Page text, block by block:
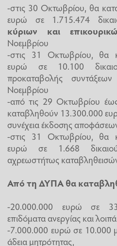
-στις 30 Οκτωβρίου, θα
ευρώ σε 1.715.474
κύριων και
Νοεμβρίου
-στις 31 Οκτωβρίου, θα
ευρώ σε 10.100
προκαταβολής
Νοεμβρίου
-από τις 29 Οκτωβρίου
καταβληθούν 13.300.000
συνέχεια έκδοσης
-στις 31 Οκτωβρίου, θα
ευρώ σε 1.668
αχρεωστήτως
Από τη ΔΥΠΑ θα
-20.000.000 ευρώ σε
επιδόματα ανεργίας και
-7.000.000 ευρώ σε 10.000
άδεια μητρότητας,